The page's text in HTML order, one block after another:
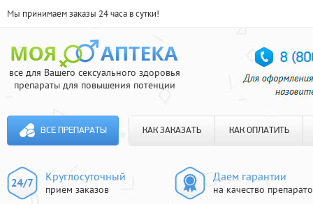
Мы принимаем заказы 24 часа в сутки!
все для Вашего сексуального здоровья
препараты для повышения потенции
ВСЕ ПРЕПАРАТЫ КАК ЗАКАЗАТЬ КАК ОПЛАТИТЬ
Круглосуточный
прием заказов
Даем гарантии
на качество